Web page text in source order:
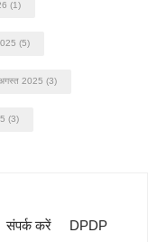
(1)
(5)
2025 (3)
(3)
संपर्क करें DPDP